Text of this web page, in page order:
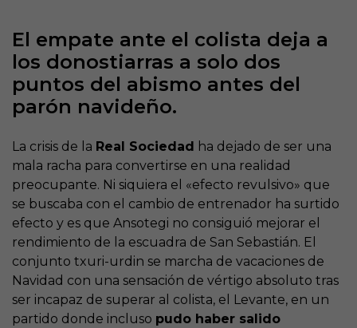
El empate ante el colista deja a
los donostiarras a solo dos
puntos del abismo antes del
parón navideño.
La crisis de la Real Sociedad ha dejado de ser una
mala racha para convertirse en una realidad
preocupante. Ni siquiera el «efecto revulsivo» que
se buscaba con el cambio de entrenador ha surtido
efecto y es que Ansotegi no consiguió mejorar el
rendimiento de la escuadra de San Sebastián. El
conjunto txuri-urdin se marcha de vacaciones de
Navidad con una sensación de vértigo absoluto tras
ser incapaz de superar al colista, el Levante, en un
partido donde incluso pudo haber salido